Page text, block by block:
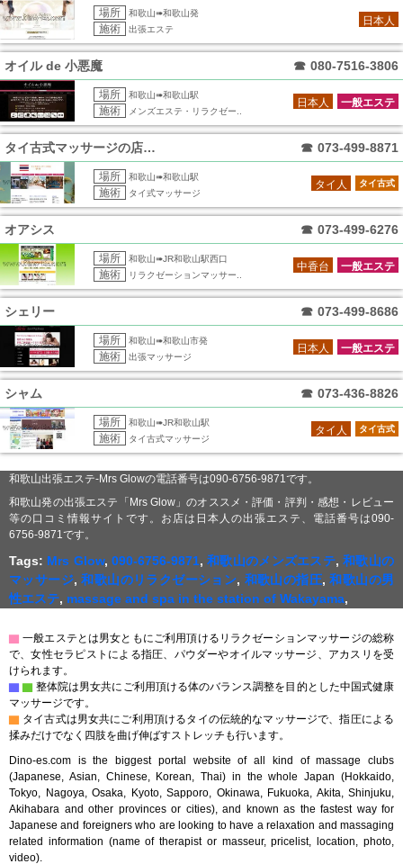
場所 和歌山➠和歌山発
施術 出張エステ
日本人
オイル de 小悪魔 ☎ 080-7516-3806
場所 和歌山➠和歌山駅
施術 メンズエステ・リラクゼー..
一般エステ
日本人
タイ古式マッサージの店サラ ☎ 073-499-8871
場所 和歌山➠和歌山駅
施術 タイ式マッサージ
タイ古式
タイ人
オアシス ☎ 073-499-6276
場所 和歌山➠JR和歌山駅西口
施術 リラクゼーションマッサー..
一般エステ
中香台
シェリー ☎ 073-499-8686
場所 和歌山➠和歌山市発
施術 出張マッサージ
一般エステ
日本人
シャム ☎ 073-436-8826
場所 和歌山➠JR和歌山駅
施術 タイ古式マッサージ
タイ古式
タイ人
和歌山出張エステ-Mrs Glowの電話番号は090-6756-9871です。
和歌山発の出張エステ「Mrs Glow」のオススメ・評価・評判・感想・レビュー
等の口コミ情報サイトです。お店は日本人の出張エステ、電話番号は090-
6756-9871です。
Tags: Mrs Glow, 090-6756-9871,和歌山のメンズエステ,和歌山の
マッサージ,和歌山のリラクゼーション, 和歌山の指圧,和歌山の男
性エステ, massage and spa in the station of Wakayama,
▇ 一般エステとは男女ともにご利用頂けるリラクゼーションマッサージの総称
で、女性セラピストによる指圧、パウダーやオイルマッサージ、アカスリを受
けられます。
▇ ▇ 整体院は男女共にご利用頂ける体のバランス調整を目的とした中国式健康
マッサージです。
▇ タイ古式は男女共にご利用頂けるタイの伝統的なマッサージで、指圧による
揉みだけでなく四肢を曲げ伸ばすストレッチも行います。
Dino-es.com is the biggest portal website of all kind of massage clubs
(Japanese, Asian, Chinese, Korean, Thai) in the whole Japan (Hokkaido,
Tokyo, Nagoya, Osaka, Kyoto, Sapporo, Okinawa, Fukuoka, Akita, Shinjuku,
Akihabara and other provinces or cities), and known as the fastest way for
Japanese and foreigners who are looking to have a relaxation and massaging
related information (name of therapist or masseur, pricelist, location, photo,
video).